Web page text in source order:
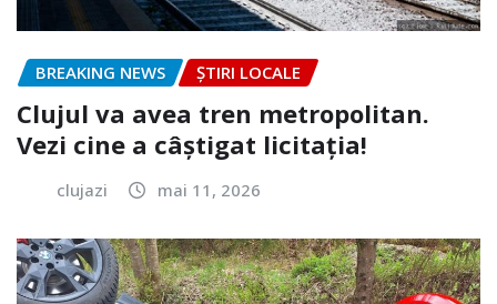
BREAKING NEWS ȘTIRI LOCALE
Clujul va avea tren metropolitan.
Vezi cine a câștigat licitația!
clujazi mai 11, 2026